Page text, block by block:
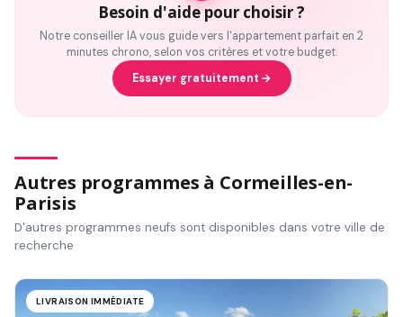
Besoin d'aide pour choisir ?
Notre conseiller IA vous guide vers l'appartement parfait en 2
minutes chrono, selon vos critères et votre budget.
Essayer gratuitement
Autres programmes à Cormeilles-en-
Parisis
D'autres programmes neufs sont disponibles dans votre ville de
recherche
LIVRAISON IMMÉDIATE